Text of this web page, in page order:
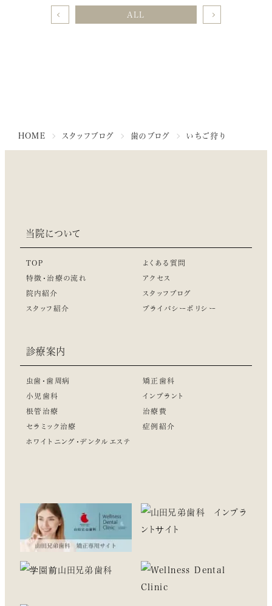
ALL
HOME スタッフブログ 歯のブログ いちご狩り
当院について
TOP
特徴・治療の流れ
院内紹介
スタッフ紹介
よくある質問
アクセス
スタッフブログ
プライバシーポリシー
診療案内
虫歯・歯周病
小児歯科
根管治療
セラミック治療
ホワイトニング・デンタルエステ
矯正歯科
インプラント
治療費
症例紹介